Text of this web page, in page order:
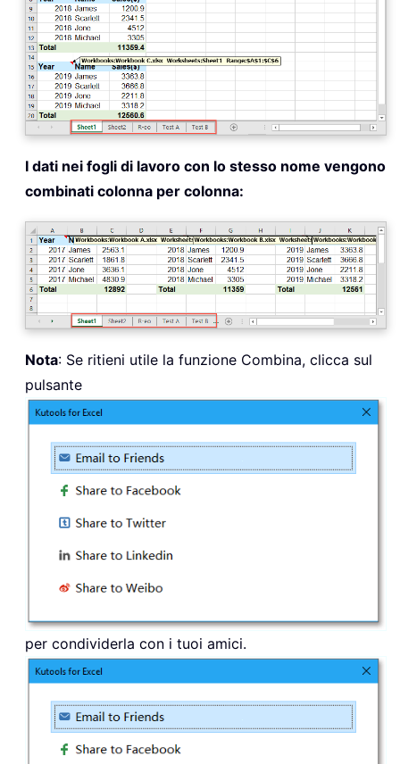
I dati nei fogli di lavoro con lo stesso nome vengono
combinati colonna per colonna:
Nota: Se ritieni utile la funzione Combina, clicca sul
pulsante
per condividerla con i tuoi amici.